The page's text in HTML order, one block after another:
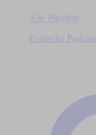
Alle Playlists
Entdecke